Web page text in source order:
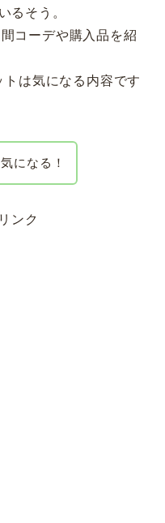
るそう。
コーデや購入品を紹
は気になる内容です
になる！
ンク